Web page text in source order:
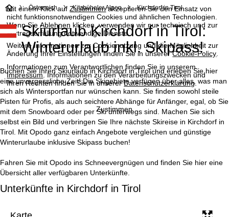
Mit einem Klick aufZustimmenakzeptieren Sie den Einsatz von
nicht funktionsnotwendigen Cookies und ähnlichen Technologien.
Wenn SieAblehnen klicken, verwenden wir nur technisch und zur
Vertragserfüllung notwendige Dienste.
Weitere Informationen zur Cookienutzung und die Möglichkeit zur
Änderung Ihrer Einstellungen finden Sie in unsererCookie-Policy.
Informationen zum Verantwortlichen finden Sie in unserem
Impressum. Informationen zu den Verarbeitungszwecken und
Ihren Rechten finden Sie in unsererDatenschutzerklärung.
Zustimmen
S
t
a
r
t
s
e
t
Österreich Kitzbüheler Alpen Kirchdorf in Tirol
Skiurlaub Kirchdorf in Tirol:
Winterurlaub inkl. Skipass!
Buchen Sie Ihren Skiurlaub in Kirchdorf in Tirol und erleben Sie hier
eine unvergessliche Zeit! Die Skigebiete verfügen über alles, was man
sich als Wintersportfan nur wünschen kann. Sie finden sowohl steile
Pisten für Profis, als auch seichtere Abhänge für Anfänger, egal, ob Sie
mit dem Snowboard oder per Ski unterwegs sind. Machen Sie sich
selbst ein Bild und verbringen Sie Ihre nächste Skireise in Kirchdorf in
Tirol. Mit Opodo ganz einfach Angebote vergleichen und günstige
Winterurlaube inklusive Skipass buchen!
Fahren Sie mit Opodo ins Schneevergnügen und finden Sie hier eine
Übersicht aller verfügbaren Unterkünfte.
Unterkünfte in Kirchdorf in Tirol